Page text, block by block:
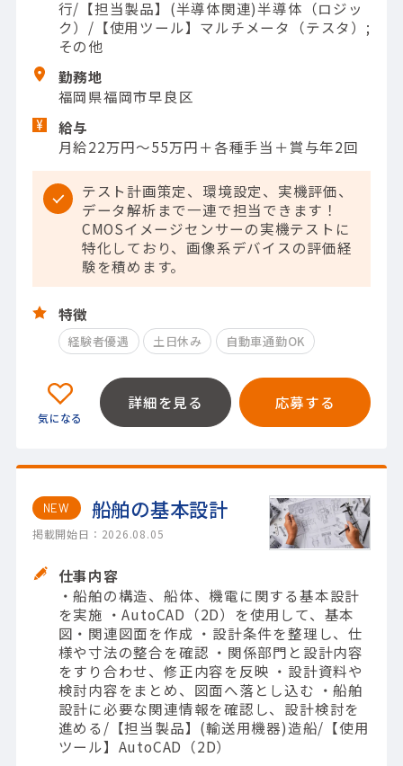
行/【担当製品】(半導体関連)半導体（ロジッ
ク）/【使用ツール】マルチメータ（テスタ）;
その他
勤務地
福岡県福岡市早良区
給与
月給22万円～55万円＋各種手当＋賞与年2回
テスト計画策定、環境設定、実機評価、
データ解析まで一連で担当できます！
CMOSイメージセンサーの実機テストに
特化しており、画像系デバイスの評価経
験を積めます。
特徴
経験者優遇 土日休み 自動車通勤OK
詳細を見る 応募する
NEW 船舶の基本設計
掲載開始日：2026.08.05
仕事内容
・船舶の構造、船体、機電に関する基本設計
を実施 ・AutoCAD（2D）を使用して、基本
図・関連図面を作成 ・設計条件を整理し、仕
様や寸法の整合を確認 ・関係部門と設計内容
をすり合わせ、修正内容を反映 ・設計資料や
検討内容をまとめ、図面へ落とし込む ・船舶
設計に必要な関連情報を確認し、設計検討を
進める/【担当製品】(輸送用機器)造船/【使用
ツール】AutoCAD（2D）